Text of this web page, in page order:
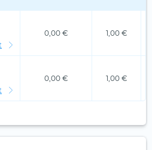
0,00 € 1,00 €
0,00 € 1,00 €